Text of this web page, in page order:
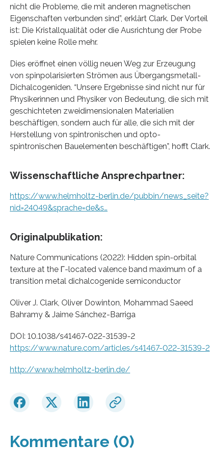
nicht die Probleme, die mit anderen magnetischen
Eigenschaften verbunden sind”, erklärt Clark. Der Vorteil
ist: Die Kristallqualität oder die Ausrichtung der Probe
spielen keine Rolle mehr.
Dies eröffnet einen völlig neuen Weg zur Erzeugung
von spinpolarisierten Strömen aus Übergangsmetall-
Dichalcogeniden. “Unsere Ergebnisse sind nicht nur für
Physikerinnen und Physiker von Bedeutung, die sich mit
geschichteten zweidimensionalen Materialien
beschäftigen, sondern auch für alle, die sich mit der
Herstellung von spintronischen und opto-
spintronischen Bauelementen beschäftigen”, hofft Clark.
Wissenschaftliche Ansprechpartner:
https://www.helmholtz-berlin.de/pubbin/news_seite?
nid=24049&sprache=de&s…
Originalpublikation:
Nature Communications (2022): Hidden spin-orbital
texture at the Γ-located valence band maximum of a
transition metal dichalcogenide semiconductor
Oliver J. Clark, Oliver Dowinton, Mohammad Saeed
Bahramy & Jaime Sánchez-Barriga
DOI: 10.1038/s41467-022-31539-2
https://www.nature.com/articles/s41467-022-31539-2
http://www.helmholtz-berlin.de/
Kommentare (0)